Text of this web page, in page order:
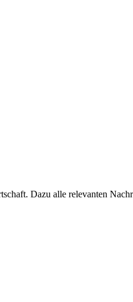
Dazu alle relevanten